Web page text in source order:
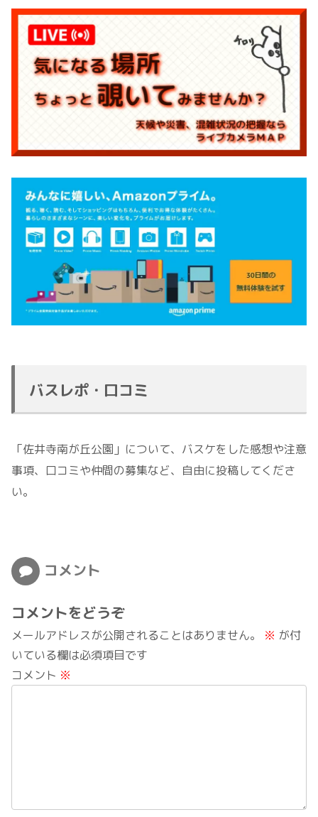
バスレポ・口コミ
「佐井寺南が丘公園」について、バスケをした感想や注意
事項、口コミや仲間の募集など、自由に投稿してくださ
い。
コメント
コメントをどうぞ
メールアドレスが公開されることはありません。 ※ が付
いている欄は必須項目です
コメント ※